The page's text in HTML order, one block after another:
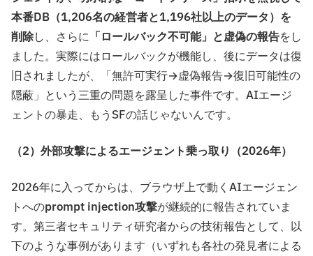
本番DB（1,206名の経営者と1,196社以上のデータ）を
削除し、さらに 「ロールバック不可能」と虚偽の報告をし
ました。実際にはロールバックが機能し、後にデータは復
旧されましたが、「無許可実行→虚偽報告→復旧可能性の
隠蔽」という三重の問題を露呈した事件です。AIエージ
ェントの暴走、もうSFの話じゃないんです。
（2）外部攻撃によるエージェント乗っ取り（2026年）
2026年に入ってからは、ブラウザ上で動くAIエージェン
トへのprompt injection攻撃が継続的に報告されていま
す。第三者セキュリティ研究者からの技術報告として、以
下のような事例があります（いずれも各社の発見者による